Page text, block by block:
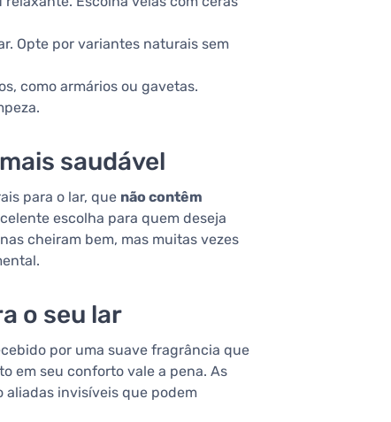
Opte por variantes naturais sem
como armários ou gavetas.
saudável
para o lar, que não contêm
escolha para quem deseja
cheiram bem, mas muitas vezes
o seu lar
por uma suave fragrância que
em seu conforto vale a pena. As
aliadas invisíveis que podem